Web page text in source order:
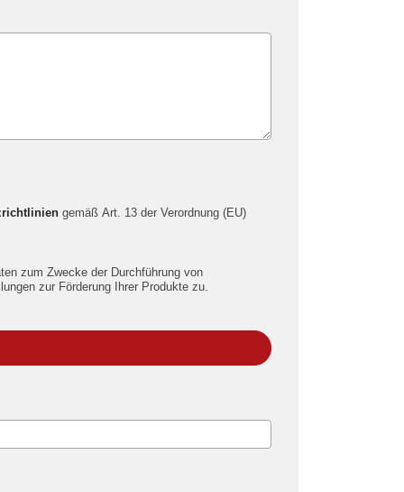
gemäß Art. 13 der Verordnung (EU)
zum Zwecke der Durchführung von
zur Förderung Ihrer Produkte zu.